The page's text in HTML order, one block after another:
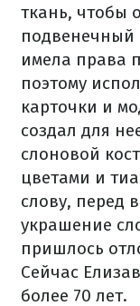
ткань, чтобы
подвенечный
имела права
поэтому
карточки и
создал для
слоновой
цветами и
слову, перед
украшение
пришлось
Сейчас
более 70 лет.